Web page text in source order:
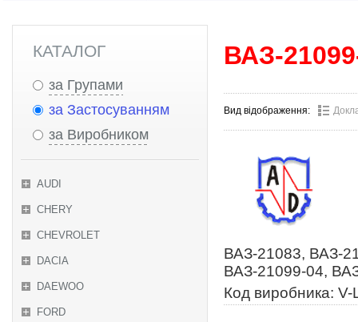
КАТАЛОГ
за Групами
за Застосуванням
за Виробником
AUDI
CHERY
CHEVROLET
DACIA
DAEWOO
FORD
ВАЗ-
Вид відображення:
ВАЗ-21083, ВАЗ-
ВАЗ-21099-04,
Код виробника: V-